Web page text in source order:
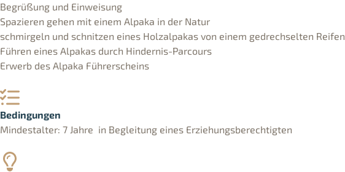
Begrüßung und Einweisung
Spazieren gehen mit einem Alpaka in der Natur
schmirgeln und schnitzen eines Holzalpakas von einem gedrechselten Reifen
Führen eines Alpakas durch Hindernis-Parcours
Erwerb des Alpaka Führerscheins
Bedingungen
Mindestalter: 7 Jahre in Begleitung eines Erziehungsberechtigten